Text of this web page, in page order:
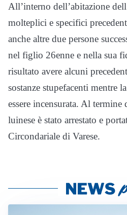
All’interno dell’abitazione
molteplici e specifici
anche altre due persone
nel figlio 26enne e nella sua
risultato avere alcuni
sostanze stupefacenti mentre
essere incensurata. Al
luinese è stato arrestato e
Circondariale di Varese.